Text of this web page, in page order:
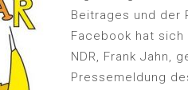
Beitrages und der
Facebook hat
NDR, Frank Jahn,
Pressemeldung